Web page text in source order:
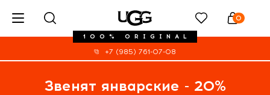
100% ORIGINAL
0
+7 (985) 761-07-08
Звенят январские - 20%